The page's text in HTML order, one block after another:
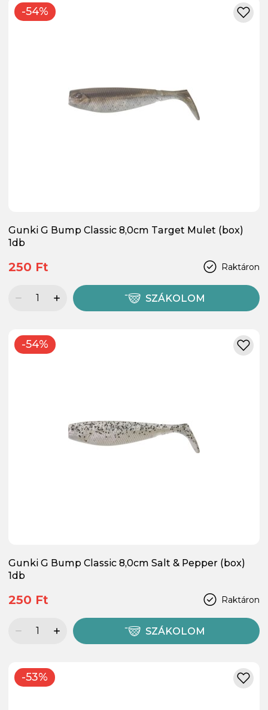
-54%
Gunki G Bump Classic 8,0cm Target Mulet (box)
1db
Raktáron
250 Ft
SZÁKOLOM
-54%
Gunki G Bump Classic 8,0cm Salt & Pepper (box)
1db
Raktáron
250 Ft
SZÁKOLOM
-53%